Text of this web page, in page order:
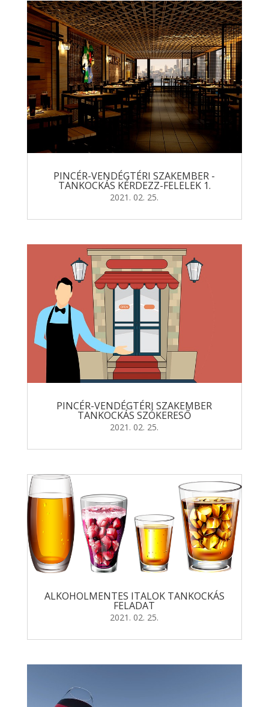
PINCÉR-VENDÉGTÉRI SZAKEMBER -
TANKOCKÁS KÉRDEZZ-FELELEK 1.
2021. 02. 25.
PINCÉR-VENDÉGTÉRI SZAKEMBER
TANKOCKÁS SZÓKERESŐ
2021. 02. 25.
ALKOHOLMENTES ITALOK TANKOCKÁS
FELADAT
2021. 02. 25.